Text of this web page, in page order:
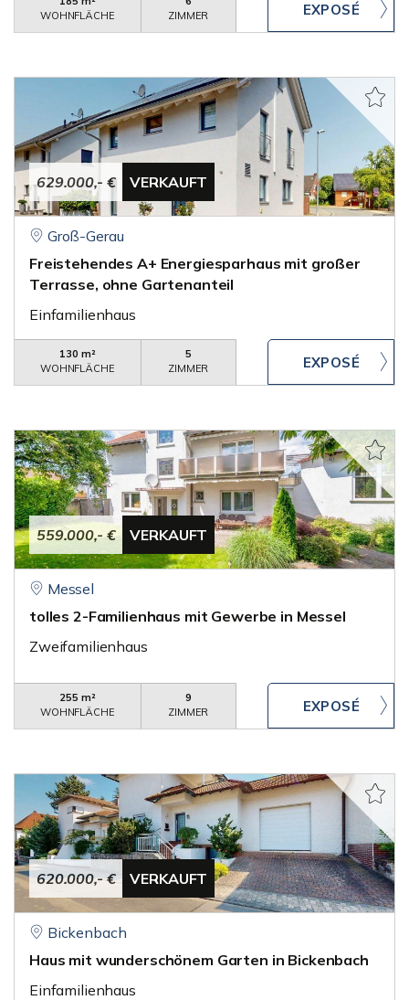
WOHNFLÄCHE
ZIMMER
629.000,- € VERKAUFT
Groß-Gerau
Freistehendes A+ Energiesparhaus mit großer
Terrasse, ohne Gartenanteil
Einfamilienhaus
130 m²
WOHNFLÄCHE
5
ZIMMER
559.000,- € VERKAUFT
Messel
tolles 2-Familienhaus mit Gewerbe in Messel
Zweifamilienhaus
255 m²
WOHNFLÄCHE
9
ZIMMER
620.000,- € VERKAUFT
Bickenbach
Haus mit wunderschönem Garten in Bickenbach
Einfamilienhaus